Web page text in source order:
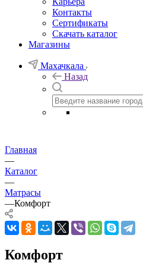
Контакты
Сертификаты
Скачать каталог
Магазины
Махачкала
Назад
Главная
—
Каталог
—
Матрасы
—Комфорт
Комфорт